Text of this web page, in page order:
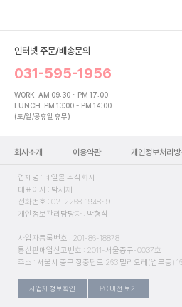
인터넷 주문/배송문의
031-595-1956
WORK AM 09:30 ~ PM 17:00
LUNCH
PM 13:00 ~ PM 14:00
(토/일/공휴일 휴무)
회사소개 이용약관 개인정보처리방
업체명 : 네일몰 주식회사
대표이사 : 박세재
전화번호 : 02-2268-1948~9
개인정보관리담당자 : 박형석
사업자등록번호 : 201-86-18878
통신판매업신고번호 : 2011-서울중구-0037호
주소 : 서울시 중구 장충단로 263 밀리오레(업무동)
사업자 정보확인 PC 버전 보기